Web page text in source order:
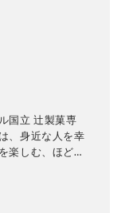
国立 辻製菓専
、身近な人を幸
楽しむ、ほどほ
いる。雑誌・テ
ピを提供するな